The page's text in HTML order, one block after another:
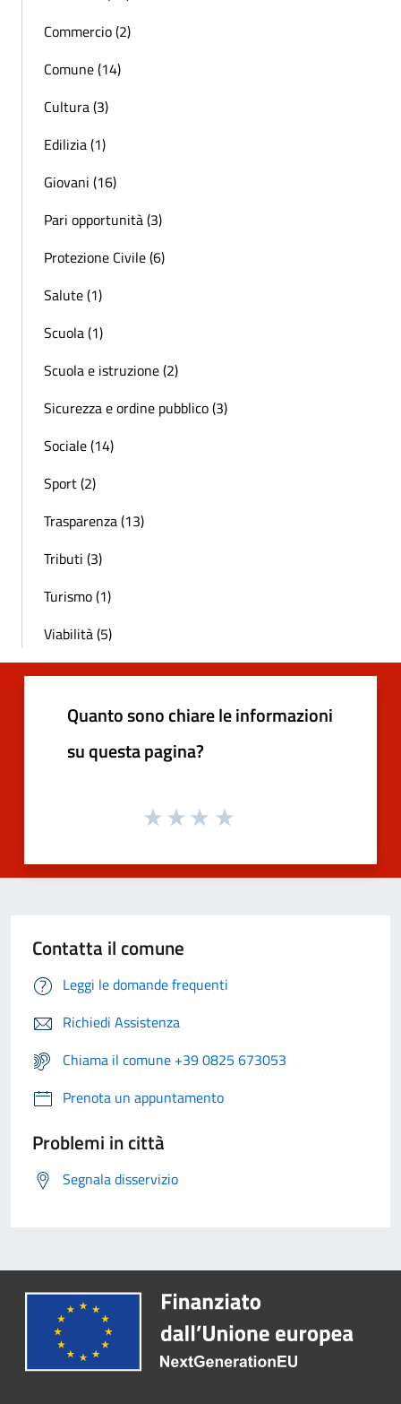
Commercio (2)
Comune (14)
Cultura (3)
Edilizia (1)
Giovani (16)
Pari opportunità (3)
Protezione Civile (6)
Salute (1)
Scuola (1)
Scuola e istruzione (2)
Sicurezza e ordine pubblico (3)
Sociale (14)
Sport (2)
Trasparenza (13)
Tributi (3)
Turismo (1)
Viabilità (5)
Quanto sono chiare le informazioni
su questa pagina?
Contatta il comune
Leggi le domande frequenti
Richiedi Assistenza
Chiama il comune +39 0825 673053
Prenota un appuntamento
Problemi in città
Segnala disservizio